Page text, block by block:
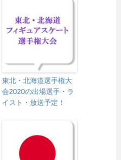
東北・北海道選手権大
会2020の出場選手・ラ
イスト・放送予定！